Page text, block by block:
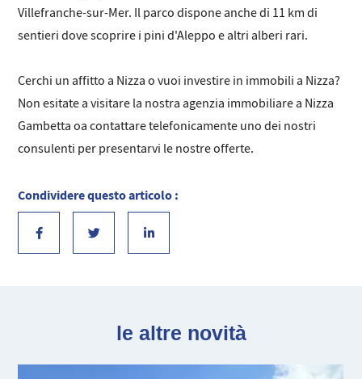
Villefranche-sur-Mer. Il parco dispone anche di 11 km di
sentieri dove scoprire i pini d'Aleppo e altri alberi rari.
Cerchi un affitto a Nizza o vuoi investire in immobili a Nizza?
Non esitate a visitare la nostra agenzia immobiliare a Nizza
Gambetta oa contattare telefonicamente uno dei nostri
consulenti per presentarvi le nostre offerte.
Condividere questo articolo :
le altre novità